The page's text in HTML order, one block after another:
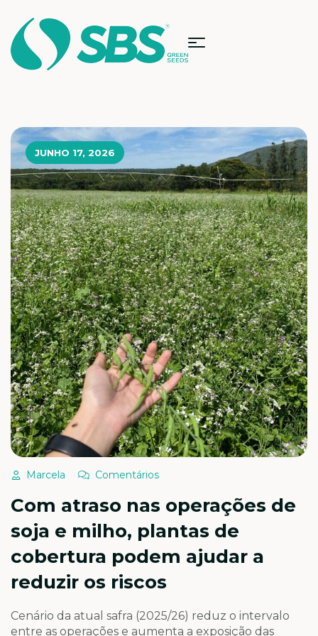
JUNHO 17, 2026
Marcela Comentários
Com atraso nas operações de
soja e milho, plantas de
cobertura podem ajudar a
reduzir os riscos
Cenário da atual safra (2025/26) reduz o intervalo
entre as operações e aumenta a exposição das